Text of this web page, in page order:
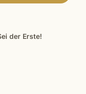
der Erste!